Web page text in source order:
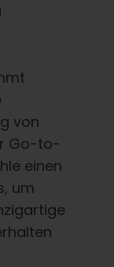
von
Go-to-
einen
um